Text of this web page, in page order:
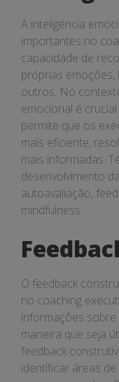
A inteligência
importantes no
capacidade de
próprias
outros. No
emocional é
permite que os
mais eficiente,
mais informadas.
desenvolvimento
autoavaliação,
mindfulness.
O feedback
no coaching
informações sobre
maneira que seja
feedback
identificar áreas